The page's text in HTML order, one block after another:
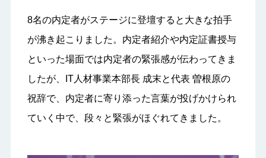
8名の内定者がステージに登壇すると大きな拍手
が沸き起こりました。内定者紹介や内定証書授与
といった場面では内定者の緊張感が伝わってきま
したが、IT人材事業本部長 成末と代表 曽根原の
祝辞で、内定者に寄り添った言葉が投げかけられ
ていく中で、段々と緊張がほぐれてきました。